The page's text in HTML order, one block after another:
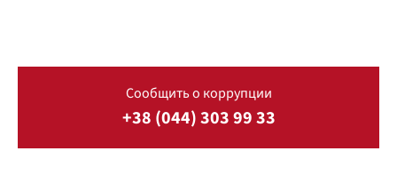
Сообщить о коррупции
+38 (044) 303 99 33